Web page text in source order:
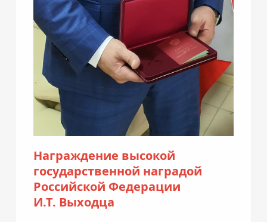
Награждение высокой
государственной наградой
Российской Федерации
И.Т. Выходца